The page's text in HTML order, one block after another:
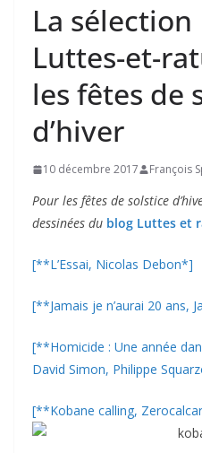
La
Luttes-et-
les fêtes de
d’hiver
10 décembre 2017 François
Pour les fêtes de solstice
dessinées du blog Luttes et
[**L’Essai, Nicolas Debon*]
[**Jamais je n’aurai 20 ans,
[**Homicide : Une année
David Simon, Philippe
[**Kobane calling,